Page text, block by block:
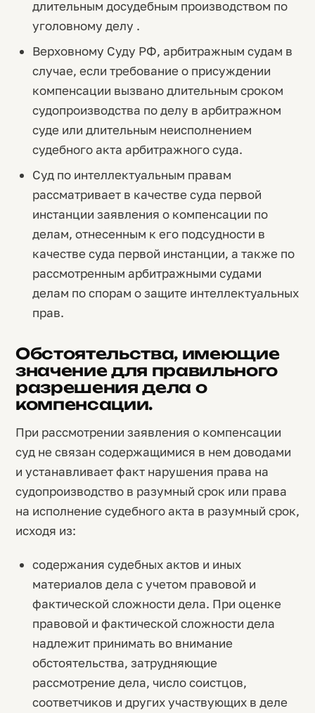
длительным досудебным производством по
уголовному делу .
Верховному Суду РФ, арбитражным судам в
случае, если требование о присуждении
компенсации вызвано длительным сроком
судопроизводства по делу в арбитражном
суде или длительным неисполнением
судебного акта арбитражного суда.
Суд по интеллектуальным правам
рассматривает в качестве суда первой
инстанции заявления о компенсации по
делам, отнесенным к его подсудности в
качестве суда первой инстанции, а также по
рассмотренным арбитражными судами
делам по спорам о защите интеллектуальных
прав.
Обстоятельства, имеющие
значение для правильного
разрешения дела о
компенсации.
При рассмотрении заявления о компенсации
суд не связан содержащимися в нем доводами
и устанавливает факт нарушения права на
судопроизводство в разумный срок или права
на исполнение судебного акта в разумный срок,
исходя из:
содержания судебных актов и иных
материалов дела с учетом правовой и
фактической сложности дела. При оценке
правовой и фактической сложности дела
надлежит принимать во внимание
обстоятельства, затрудняющие
рассмотрение дела, число соистцов,
соответчиков и других участвующих в деле